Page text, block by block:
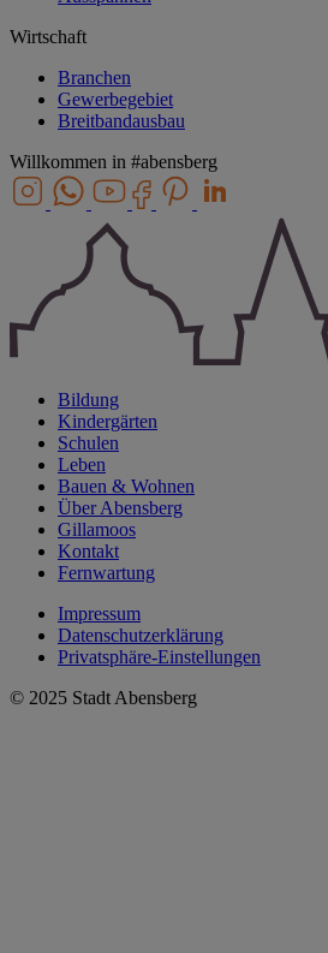
Wirtschaft
Branchen
Gewerbegebiet
Breitbandausbau
Willkommen in #abensberg
Bildung
Kindergärten
Schulen
Leben
Bauen & Wohnen
Über Abensberg
Gillamoos
Kontakt
Fernwartung
Impressum
Datenschutzerklärung
Privatsphäre-Einstellungen
© 2025 Stadt Abensberg